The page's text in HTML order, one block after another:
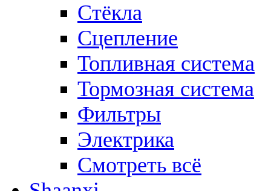
Стёкла
Сцепление
Топливная система
Тормозная система
Фильтры
Электрика
Смотреть всё